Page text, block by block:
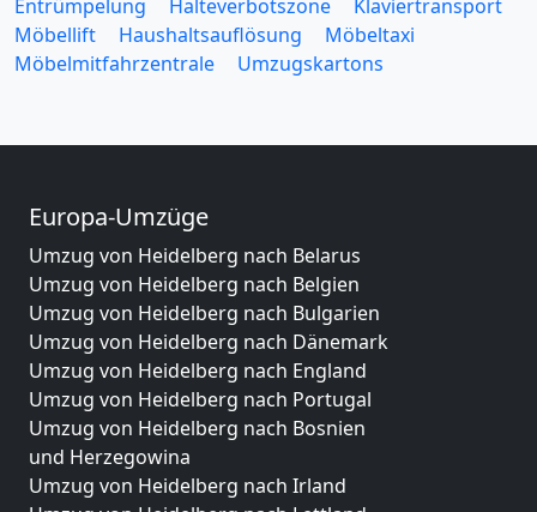
Entrümpelung
Halteverbotszone
Klaviertransport
Möbellift
Haushaltsauflösung
Möbeltaxi
Möbelmitfahrzentrale
Umzugskartons
Europa-Umzüge
Umzug von Heidelberg nach Belarus
Umzug von Heidelberg nach Belgien
Umzug von Heidelberg nach Bulgarien
Umzug von Heidelberg nach Dänemark
Umzug von Heidelberg nach England
Umzug von Heidelberg nach Portugal
Umzug von Heidelberg nach Bosnien
und Herzegowina
Umzug von Heidelberg nach Irland